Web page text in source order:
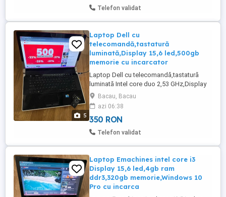
Telefon validat
5
Laptop Dell cu
telecomandă,tastatură
luminată,Display 15,6 led,500gb
memorie cu incarcator
Laptop Dell cu telecomandă,tastatură
luminată Intel core duo 2,53 GHz,Display
mare 15,6 led,Windows 6gb ram
ddr3,,500gb memorie perfect funcțional
cu incarcator.Trimit prin curier.
Bacau, Bacau
azi 06:38
350 RON
Telefon validat
Laptop Emachines intel core i3
Display 15,6 led,4gb ram
ddr3,320gb memorie,Windows 10
Pro cu incarca